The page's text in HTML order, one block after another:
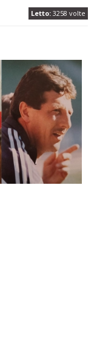
Letto: 3258 volte